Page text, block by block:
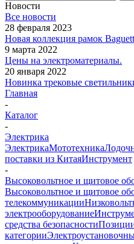
Новости
Все новости
28 февраля 2023
Новая коллекция рамок
9 марта 2022
Цены на электроматериалы.
20 января 2022
Новинка трековые
Главная
-
Каталог
-
Электрика
ЭлектрикаМототехника
поставки из КитаяИнструмент
-
Высоковольтное и щитовое
Высоковольтное и щитовое
телекоммуникации
электрооборудование
средства безопасности
категории